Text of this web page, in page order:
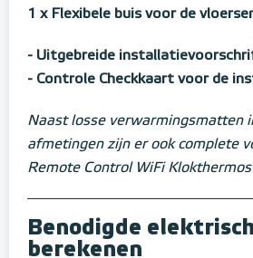
1 x Flexibele buis voor de
- Uitgebreide
- Controle Checkkaart voor de
Naast losse verwarmingsmatten
afmetingen zijn er ook complete
Remote Control WiFi
Benodigde
berekenen